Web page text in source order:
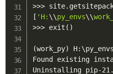
>>>
[ 'H: \\py_envs\\
>>> exit ( )
(work_py) H: \py_envs
Found existing
Uninstalling pip-